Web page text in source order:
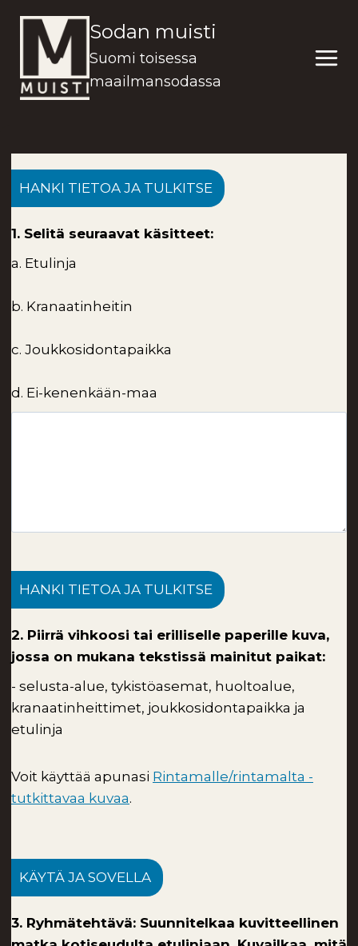
sisältöön
Sodan muisti
Suomi toisessa
maailmansodassa
HANKI TIETOA JA TULKITSE
1. Selitä seuraavat käsitteet:
a. Etulinja
b. Kranaatinheitin
c. Joukkosidontapaikka
d. Ei-kenenkään-maa
HANKI TIETOA JA TULKITSE
2. Piirrä vihkoosi tai erilliselle paperille kuva,
jossa on mukana tekstissä mainitut paikat:
- selusta-alue, tykistöasemat, huoltoalue,
kranaatinheittimet, joukkosidontapaikka ja
etulinja
Voit käyttää apunasi Rintamalle/rintamalta -
tutkittavaa kuvaa.
KÄYTÄ JA SOVELLA
3. Ryhmätehtävä: Suunnitelkaa kuvitteellinen